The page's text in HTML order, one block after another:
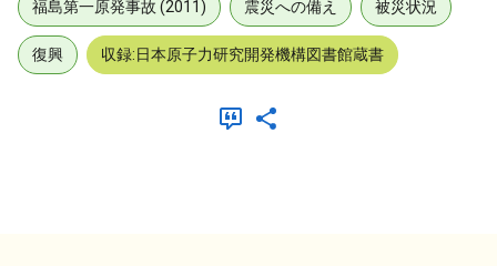
福島第一原発事故 (2011) 震災への備え 被災状況
復興 収録:日本原子力研究開発機構図書館蔵書